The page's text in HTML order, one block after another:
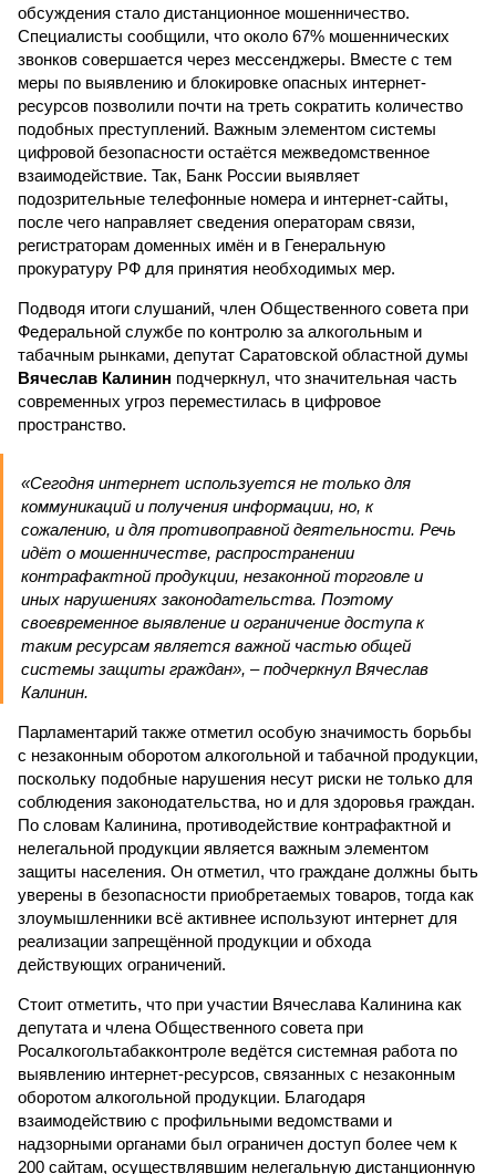
обсуждения стало дистанционное мошенничество.
Специалисты сообщили, что около 67% мошеннических
звонков совершается через мессенджеры. Вместе с тем
меры по выявлению и блокировке опасных интернет-
ресурсов позволили почти на треть сократить количество
подобных преступлений. Важным элементом системы
цифровой безопасности остаётся межведомственное
взаимодействие. Так, Банк России выявляет
подозрительные телефонные номера и интернет-сайты,
после чего направляет сведения операторам связи,
регистраторам доменных имён и в Генеральную
прокуратуру РФ для принятия необходимых мер.
Подводя итоги слушаний, член Общественного совета при
Федеральной службе по контролю за алкогольным и
табачным рынками, депутат Саратовской областной думы
Вячеслав Калинин подчеркнул, что значительная часть
современных угроз переместилась в цифровое
пространство.
«Сегодня интернет используется не только для
коммуникаций и получения информации, но, к
сожалению, и для противоправной деятельности. Речь
идёт о мошенничестве, распространении
контрафактной продукции, незаконной торговле и
иных нарушениях законодательства. Поэтому
своевременное выявление и ограничение доступа к
таким ресурсам является важной частью общей
системы защиты граждан», – подчеркнул Вячеслав
Калинин.
Парламентарий также отметил особую значимость борьбы
с незаконным оборотом алкогольной и табачной продукции,
поскольку подобные нарушения несут риски не только для
соблюдения законодательства, но и для здоровья граждан.
По словам Калинина, противодействие контрафактной и
нелегальной продукции является важным элементом
защиты населения. Он отметил, что граждане должны быть
уверены в безопасности приобретаемых товаров, тогда как
злоумышленники всё активнее используют интернет для
реализации запрещённой продукции и обхода
действующих ограничений.
Стоит отметить, что при участии Вячеслава Калинина как
депутата и члена Общественного совета при
Росалкогольтабакконтроле ведётся системная работа по
выявлению интернет-ресурсов, связанных с незаконным
оборотом алкогольной продукции. Благодаря
взаимодействию с профильными ведомствами и
надзорными органами был ограничен доступ более чем к
200 сайтам, осуществлявшим нелегальную дистанционную